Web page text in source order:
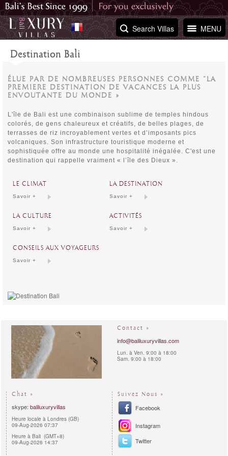
MENU
Search Villas
Destination Bali
ÉLUE PAR DE NOMBREUSES PERSONNES COMME “LA
PREMIERE DESTINATION DE VACANCES LA PLUS
ENVOUTANTE DU MONDE »
L'île de Bali est une combinaison sublime de temples hindous
colorés, de gens chaleureux et créatifs, de belles plages, de
terrasses de riz incroyablement vertes et d’imposants pics
volcaniques. Son infrastructure touristique moderne et
sophistiquée offre au monde une hospitalité inégalée. C'est une
destination qui rappelle vraiment « l’île des Dieux ».
LE CLIMAT LA DESTINATION
Savoir + Savoir +
LA CULTURE ACTIVITÉS
Savoir + Savoir +
CONSEILS AUX VOYAGEURS
Savoir +
Contact »
info@baliluxuryvillas.com
Lun. à Ven. 9:00 à 18:00
Sam. 9:00 à 18:00
Chat »
skype: baliluxuryvillas
Heure locale à Londres (GB)
09-Aug-2026 07:37
Heure à Bali (GMT+8)
09-Aug-2026 14:37
Suivez Nous »
Facebook
Instagram
Twitter